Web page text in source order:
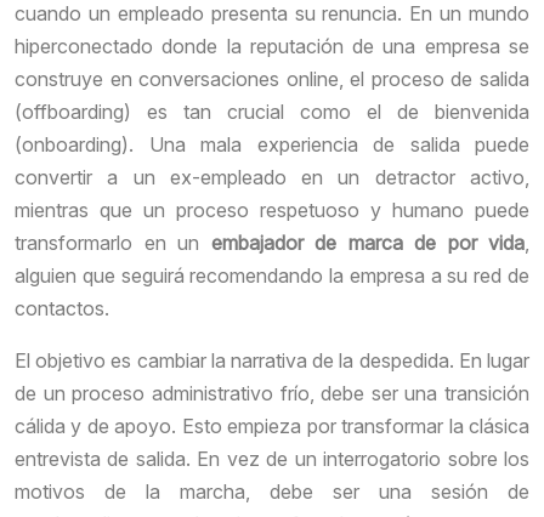
cuando un empleado presenta su renuncia. En un mundo
hiperconectado donde la reputación de una empresa se
construye en conversaciones online, el proceso de salida
(offboarding) es tan crucial como el de bienvenida
(onboarding). Una mala experiencia de salida puede
convertir a un ex-empleado en un detractor activo,
mientras que un proceso respetuoso y humano puede
transformarlo en un embajador de marca de por vida,
alguien que seguirá recomendando la empresa a su red de
contactos.
El objetivo es cambiar la narrativa de la despedida. En lugar
de un proceso administrativo frío, debe ser una transición
cálida y de apoyo. Esto empieza por transformar la clásica
entrevista de salida. En vez de un interrogatorio sobre los
motivos de la marcha, debe ser una sesión de